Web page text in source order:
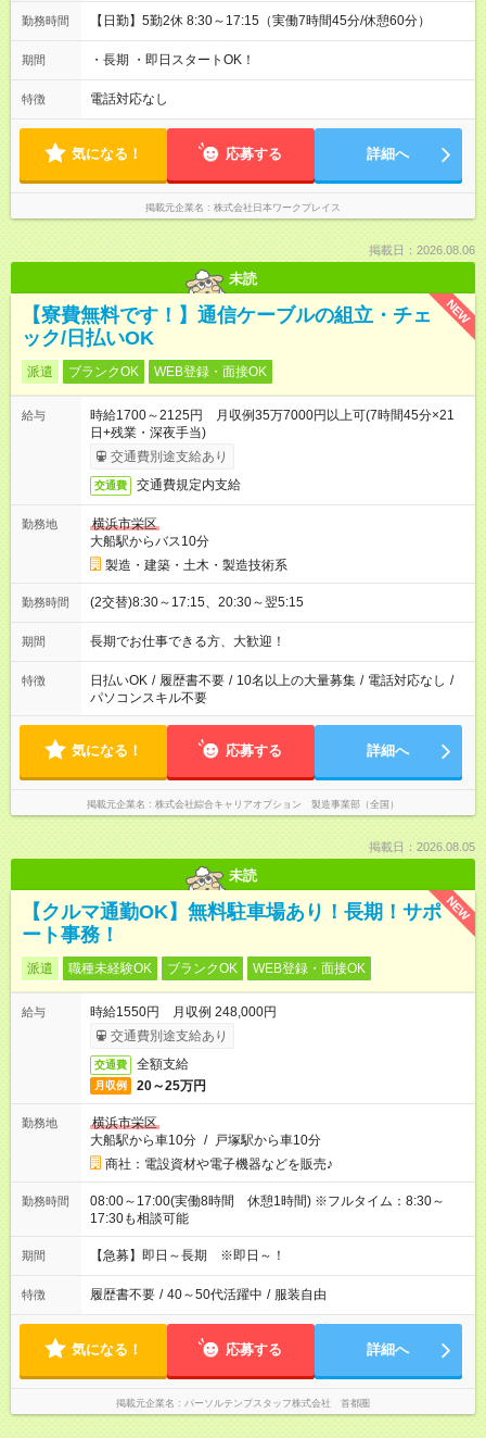
勤務時間 【日勤】5勤2休 8:30～17:15（実働7時間45分/休憩60分）
期間 ・長期 ・即日スタートOK！
特徴 電話対応なし
気になる！ 応募する 詳細へ
掲載元企業名 株式会社日本ワークプレイス
掲載日：2026.08.06
未読
NEW
【寮費無料です！】通信ケーブルの組立・チェ
ック/日払いOK
派遣 ブランクOK WEB登録・面接OK
給与
時給1700～2125円 月収例35万7000円以上可(7時間45分×21
日+残業・深夜手当)
交通費別途支給あり
交通費 交通費規定内支給
勤務地
横浜市栄区
大船駅からバス10分
製造・建築・土木・製造技術系
勤務時間 (2交替)8:30～17:15、20:30～翌5:15
期間 長期でお仕事できる方、大歓迎！
特徴 日払いOK / 履歴書不要 / 10名以上の大量募集 / 電話対応なし /
パソコンスキル不要
気になる！ 応募する 詳細へ
掲載元企業名 株式会社綜合キャリアオプション 製造事業部（全国）
掲載日：2026.08.05
未読
NEW
【クルマ通勤OK】無料駐車場あり！長期！サポ
ート事務！
派遣 職種未経験OK ブランクOK WEB登録・面接OK
給与
時給1550円 月収例 248,000円
交通費別途支給あり
交通費 全額支給
月収例 20～25万円
勤務地
横浜市栄区
大船駅から車10分 / 戸塚駅から車10分
商社：電設資材や電子機器などを販売♪
勤務時間
08:00～17:00(実働8時間 休憩1時間) ※フルタイム：8:30～
17:30も相談可能
期間 【急募】即日～長期 ※即日～！
特徴 履歴書不要 / 40～50代活躍中 / 服装自由
気になる！ 応募する 詳細へ
掲載元企業名 パーソルテンプスタッフ株式会社 首都圏